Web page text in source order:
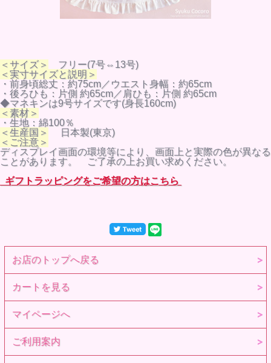
＜サイズ＞
フリー(7号⇔13号)
＜実寸サイズと説明＞
・前身頃総丈：約75cm／ウエスト身幅：約65cm
・後ろひも：片側 約65cm／肩ひも：片側 約65cm
◆マネキンは9号サイズです(身長160cm)
＜素材＞
・生地：綿100％
＜生産国＞
日本製(東京)
＜ご注意＞
ディスプレイ画面の環境等により、画面上と実際の色が異なる
ことがあります。 ご了承の上お買い求めください。
ギフトラッピングをご希望の方はこちら
お店のトップへ戻る
カートを見る
マイページへ
ご利用案内